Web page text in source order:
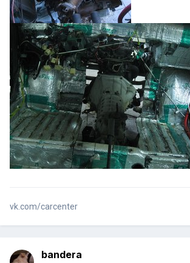
vk.com/carcenter
bandera